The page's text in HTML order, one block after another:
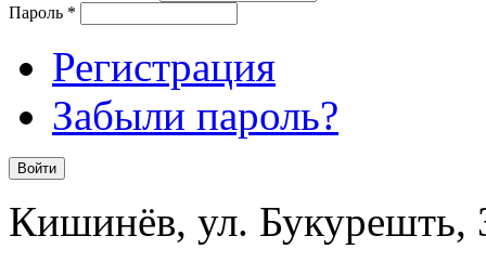
Пароль *
Регистрация
Забыли пароль?
Кишинёв, ул. Букурешть,